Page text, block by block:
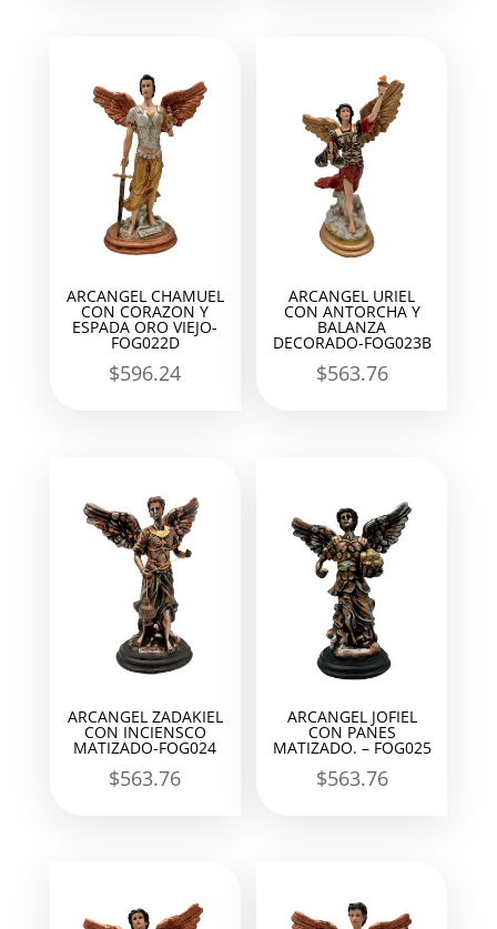
ARCANGEL CHAMUEL
CON CORAZON Y
ESPADA ORO VIEJO-
FOG022D
$596.24
ARCANGEL URIEL
CON ANTORCHA Y
BALANZA
DECORADO-FOG023B
$563.76
ARCANGEL ZADAKIEL
CON INCIENSCO
MATIZADO-FOG024
$563.76
ARCANGEL JOFIEL
CON PANES
MATIZADO. – FOG025
$563.76